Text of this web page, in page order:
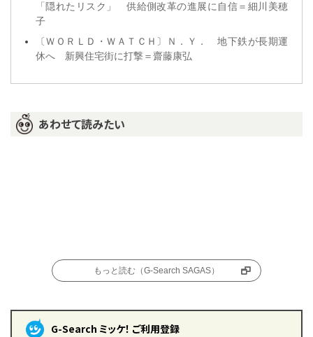
「隠れたリスク」 供給側改革の進展に自信＝細川美穂
子
〔ＷＯＲＬＤ・ＷＡＴＣＨ〕Ｎ．Ｙ． 地下鉄が長期運
休へ 新興住宅街に打撃＝齋藤康弘
あわせて読みたい
もっと読む（G-Search SAGAS）
G-Search ミッケ！ ご利用登録